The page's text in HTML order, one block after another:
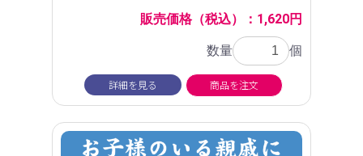
販売価格（税込）：1,620円
数量 個
詳細を見る 商品を注文